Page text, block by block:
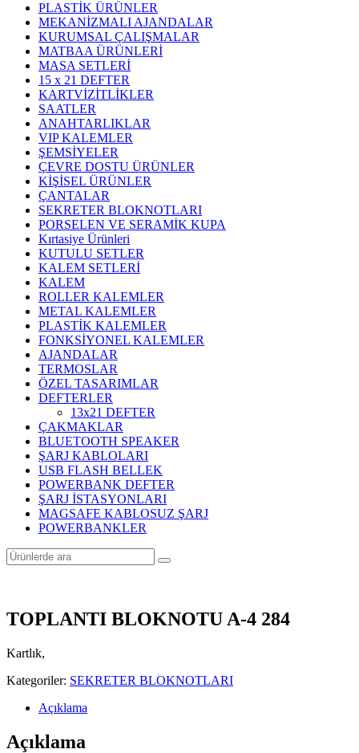
PLASTİK ÜRÜNLER
MEKANİZMALI AJANDALAR
KURUMSAL ÇALIŞMALAR
MATBAA ÜRÜNLERİ
MASA SETLERİ
15 x 21 DEFTER
KARTVİZİTLİKLER
SAATLER
ANAHTARLIKLAR
VIP KALEMLER
ŞEMSİYELER
ÇEVRE DOSTU ÜRÜNLER
KİŞİSEL ÜRÜNLER
ÇANTALAR
SEKRETER BLOKNOTLARI
PORSELEN VE SERAMİK KUPA
Kırtasiye Ürünleri
KUTULU SETLER
KALEM SETLERİ
KALEM
ROLLER KALEMLER
METAL KALEMLER
PLASTİK KALEMLER
FONKSİYONEL KALEMLER
AJANDALAR
TERMOSLAR
ÖZEL TASARIMLAR
DEFTERLER
13x21 DEFTER
ÇAKMAKLAR
BLUETOOTH SPEAKER
ŞARJ KABLOLARI
USB FLASH BELLEK
POWERBANK DEFTER
ŞARJ İSTASYONLARI
MAGSAFE KABLOSUZ ŞARJ
POWERBANKLER
TOPLANTI BLOKNOTU A-4 284
Kartlık,
Kategoriler: SEKRETER BLOKNOTLARI
Açıklama
Açıklama